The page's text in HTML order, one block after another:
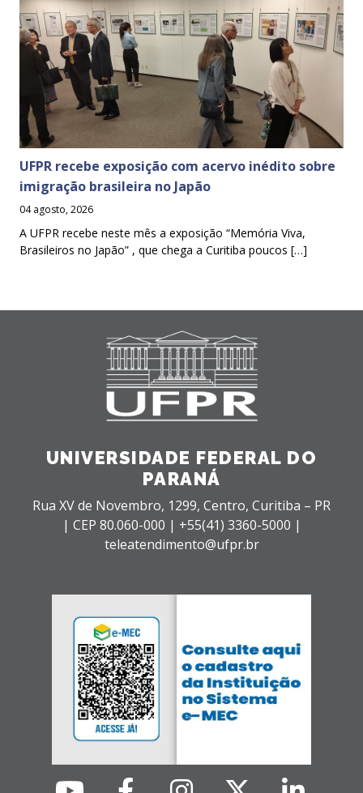
UFPR recebe exposição com acervo inédito sobre
imigração brasileira no Japão
04 agosto, 2026
A UFPR recebe neste mês a exposição “Memória Viva,
Brasileiros no Japão” , que chega a Curitiba poucos […]
UNIVERSIDADE FEDERAL DO
PARANÁ
Rua XV de Novembro, 1299, Centro, Curitiba – PR
| CEP 80.060-000 | +55(41) 3360-5000 |
teleatendimento@ufpr.br